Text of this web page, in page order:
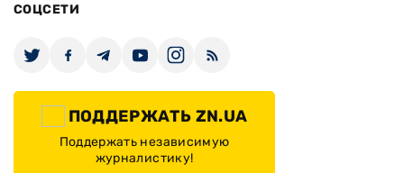
СОЦСЕТИ
ПОДДЕРЖАТЬ ZN.UA
Поддержать независимую
журналистику!